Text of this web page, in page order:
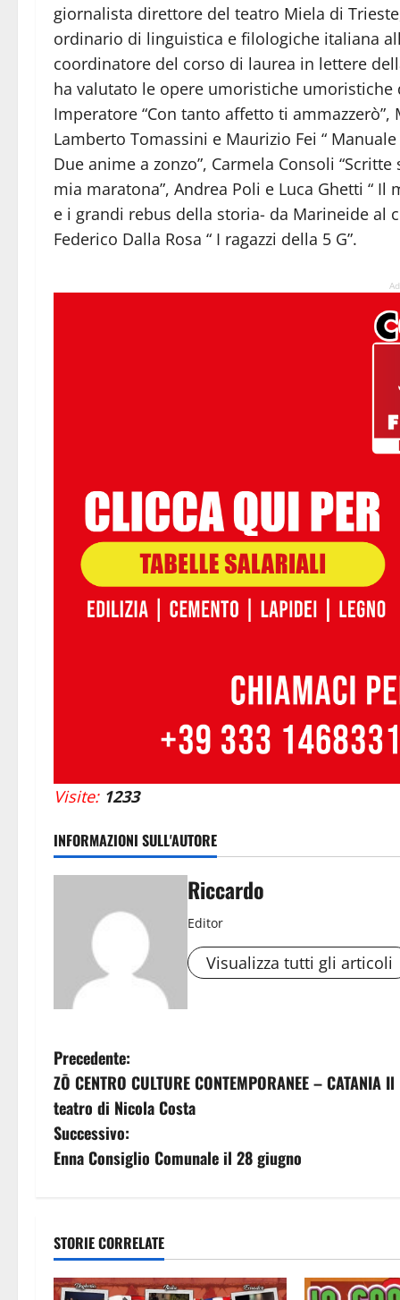
giornalista direttore del teatro Miela di
ordinario di linguistica e filologiche italiana
coordinatore del corso di laurea in lettere
ha valutato le opere umoristiche
Imperatore “Con tanto affetto ti
Lamberto Tomassini e Maurizio Fei “
Due anime a zonzo”, Carmela Consoli
mia maratona”, Andrea Poli e Luca Ghetti “
e i grandi rebus della storia- da Marineide al
Federico Dalla Rosa “ I ragazzi della 5 G”.
Visite: 1233
INFORMAZIONI SULL'AUTORE
Riccardo
Editor
Visualizza tutti gli articoli
N
a
v
i
a
z
Precedente:
ZŌ CENTRO CULTURE CONTEMPORANEE –
teatro di Nicola Costa
Successivo:
Enna Consiglio Comunale il 28 giugno
STORIE CORRELATE